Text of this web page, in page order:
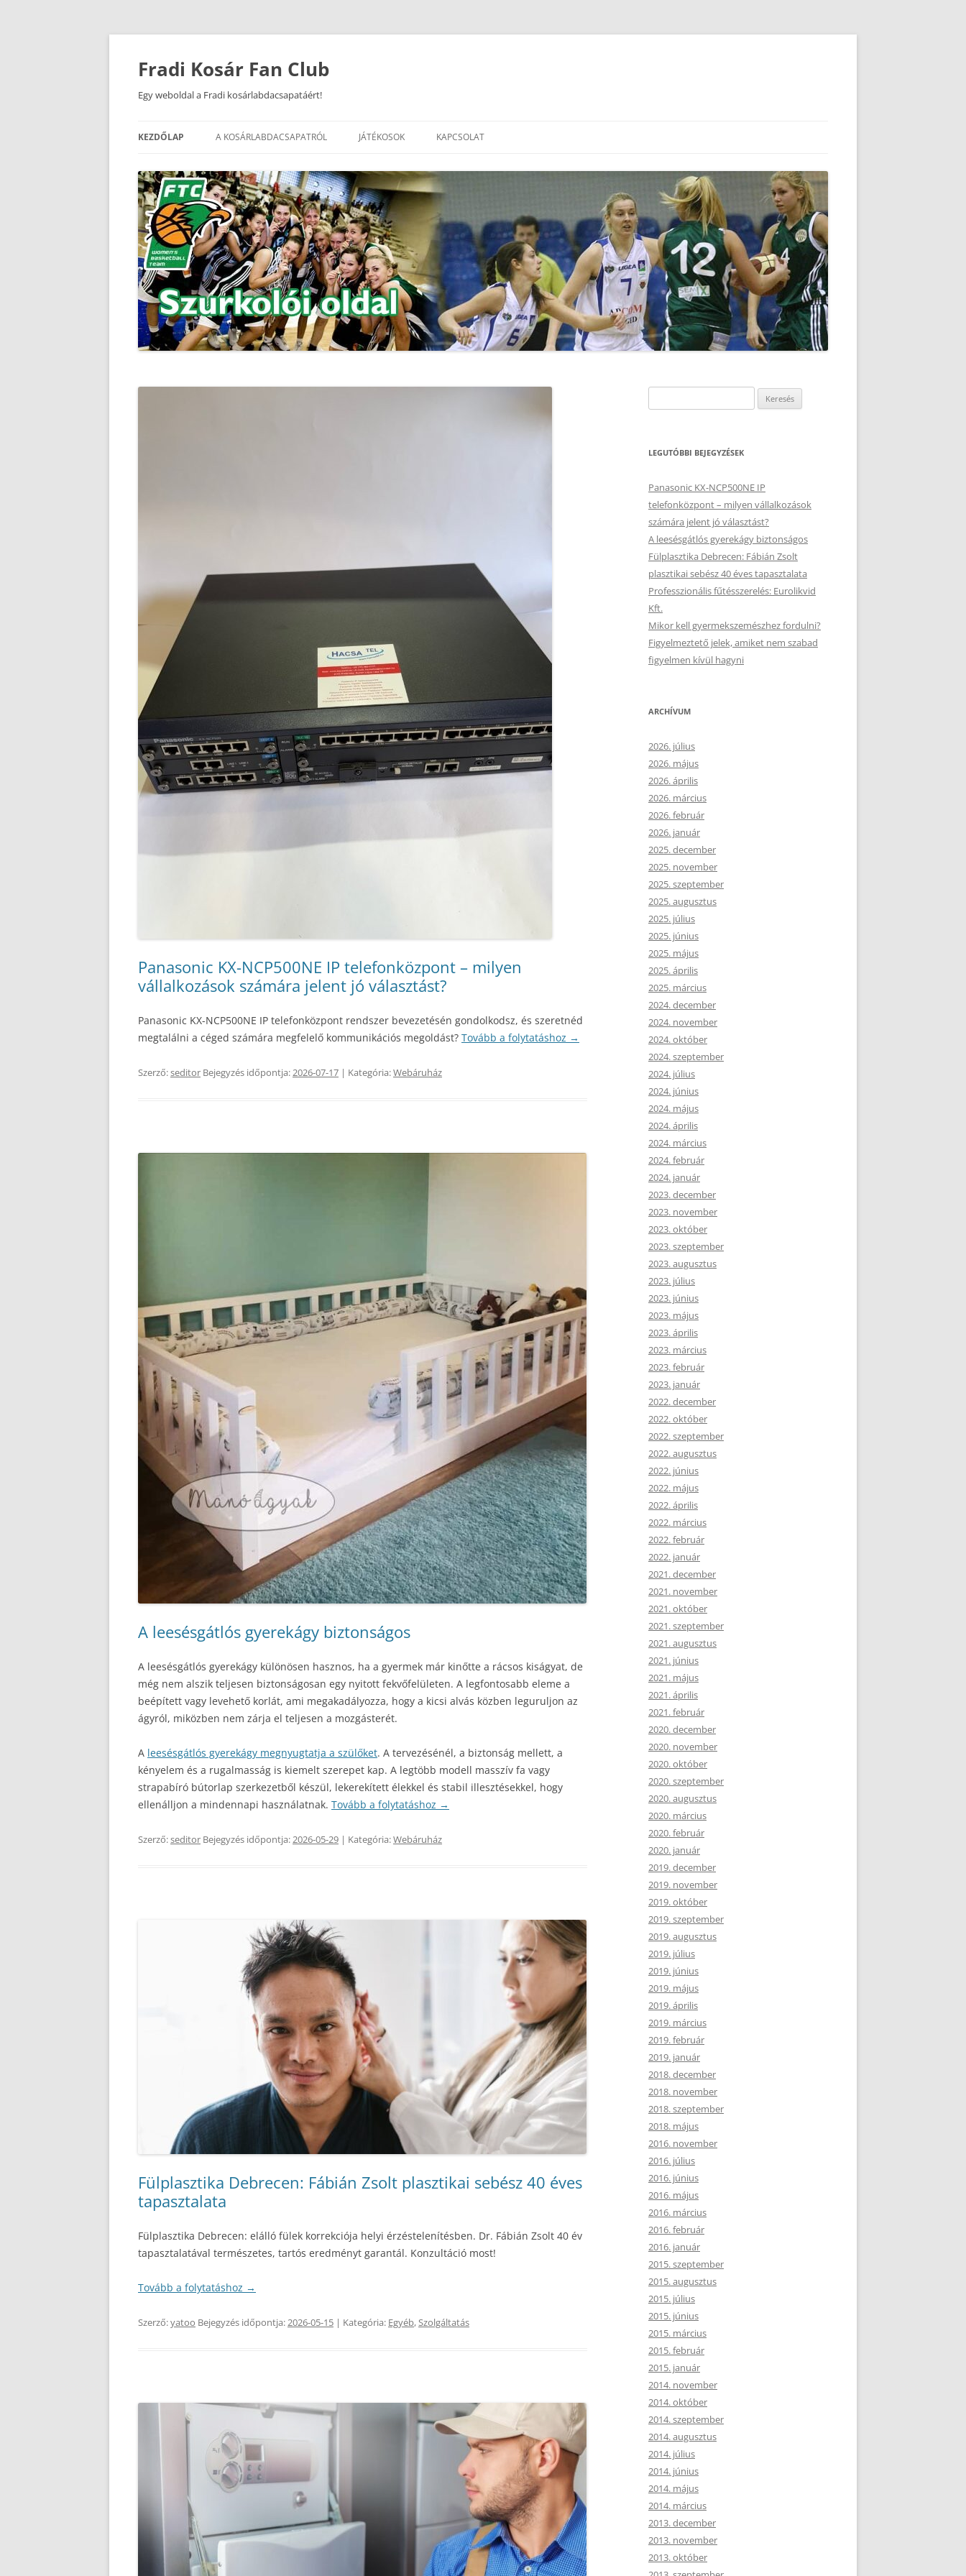
Kilépés
tartalomba
Fradi Kosár Fan Club
Egy weboldal a Fradi kosárlabdacsapatáért!
KEZDŐLAP A KOSÁRLABDACSAPATRÓL JÁTÉKOSOK KAPCSOLAT
Panasonic KX-NCP500NE IP telefonközpont – milyen
vállalkozások számára jelent jó választást?
Panasonic KX-NCP500NE IP telefonközpont rendszer bevezetésén gondolkodsz, és szeretnéd
megtalálni a céged számára megfelelő kommunikációs megoldást? Tovább a folytatáshoz →
Szerző:seditor Bejegyzés időpontja:2026-07-17 | Kategória:Webáruház
A leesésgátlós gyerekágy biztonságos
A leesésgátlós gyerekágy különösen hasznos, ha a gyermek már kinőtte a rácsos kiságyat, de
még nem alszik teljesen biztonságosan egy nyitott fekvőfelületen. A legfontosabb eleme a
beépített vagy levehető korlát, ami megakadályozza, hogy a kicsi alvás közben leguruljon az
ágyról, miközben nem zárja el teljesen a mozgásterét.
A leesésgátlós gyerekágy megnyugtatja a szülőket. A tervezésénél, a biztonság mellett, a
kényelem és a rugalmasság is kiemelt szerepet kap. A legtöbb modell masszív fa vagy
strapabíró bútorlap szerkezetből készül, lekerekített élekkel és stabil illesztésekkel, hogy
ellenálljon a mindennapi használatnak. Tovább a folytatáshoz →
Szerző:seditor Bejegyzés időpontja:2026-05-29 | Kategória:Webáruház
Fülplasztika Debrecen: Fábián Zsolt plasztikai sebész 40 éves
tapasztalata
Fülplasztika Debrecen: elálló fülek korrekciója helyi érzéstelenítésben. Dr. Fábián Zsolt 40 év
tapasztalatával természetes, tartós eredményt garantál. Konzultáció most!
Tovább a folytatáshoz →
Szerző:yatoo Bejegyzés időpontja:2026-05-15 | Kategória: Egyéb,Szolgáltatás
LEGUTÓBBI BEJEGYZÉSEK
Panasonic KX-NCP500NE IP
telefonközpont – milyen vállalkozások
számára jelent jó választást?
A leesésgátlós gyerekágy biztonságos
Fülplasztika Debrecen: Fábián Zsolt
plasztikai sebész 40 éves tapasztalata
Professzionális fűtésszerelés: Eurolikvid
Kft.
Mikor kell gyermekszemészhez fordulni?
Figyelmeztető jelek, amiket nem szabad
figyelmen kívül hagyni
ARCHÍVUM
2026. július
2026. május
2026. április
2026. március
2026. február
2026. január
2025. december
2025. november
2025. szeptember
2025. augusztus
2025. július
2025. június
2025. május
2025. április
2025. március
2024. december
2024. november
2024. október
2024. szeptember
2024. július
2024. június
2024. május
2024. április
2024. március
2024. február
2024. január
2023. december
2023. november
2023. október
2023. szeptember
2023. augusztus
2023. július
2023. június
2023. május
2023. április
2023. március
2023. február
2023. január
2022. december
2022. október
2022. szeptember
2022. augusztus
2022. június
2022. május
2022. április
2022. március
2022. február
2022. január
2021. december
2021. november
2021. október
2021. szeptember
2021. augusztus
2021. június
2021. május
2021. április
2021. február
2020. december
2020. november
2020. október
2020. szeptember
2020. augusztus
2020. március
2020. február
2020. január
2019. december
2019. november
2019. október
2019. szeptember
2019. augusztus
2019. július
2019. június
2019. május
2019. április
2019. március
2019. február
2019. január
2018. december
2018. november
2018. szeptember
2018. május
2016. november
2016. július
2016. június
2016. május
2016. március
2016. február
2016. január
2015. szeptember
2015. augusztus
2015. július
2015. június
2015. március
2015. február
2015. január
2014. november
2014. október
2014. szeptember
2014. augusztus
2014. július
2014. június
2014. május
2014. március
2013. december
2013. november
2013. október